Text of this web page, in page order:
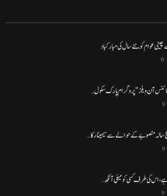
عوام کو نئے سال کی مبارکباد
0
آن ویلز“ پروگرام پارک سکول…
0
منصوبے کے حوالے سے سیمینار کا…
0
ہے، اس کی طرف کسی کو میلی آنکھ…
0